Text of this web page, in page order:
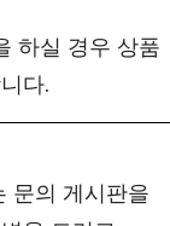
하실 경우 상품
다.
문의 게시판을